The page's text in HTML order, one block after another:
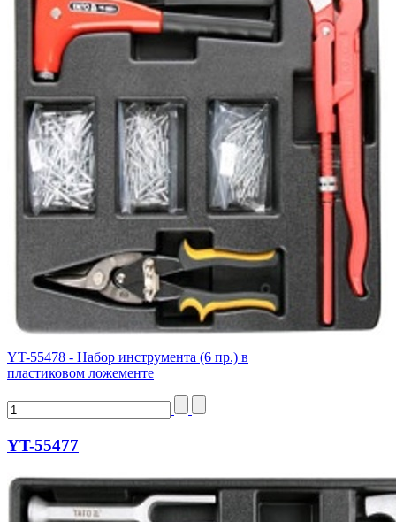
YT-55478 - Набор инструмента (6 пр.) в
пластиковом ложементе
YT-55477